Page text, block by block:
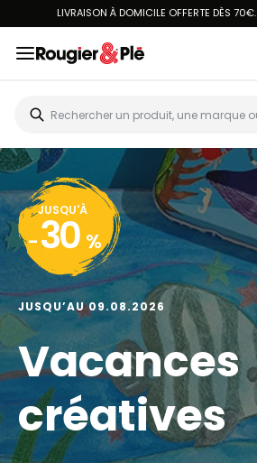
LIVRAISON À DOMICILE OFFERTE DÈS 70€.
JUSQU'À
- 30 %
JUSQU’AU 09.08.2026
Vacances
créatives